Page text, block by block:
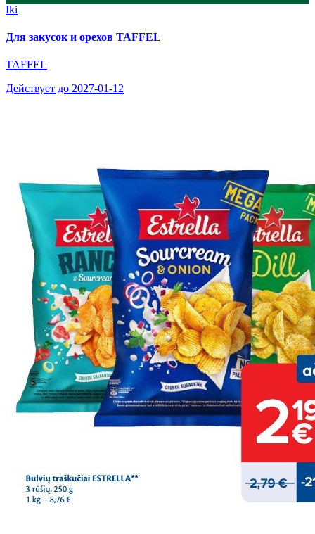
Iki
Для закусок и орехов TAFFEL
TAFFEL
Действует до 2027-01-12